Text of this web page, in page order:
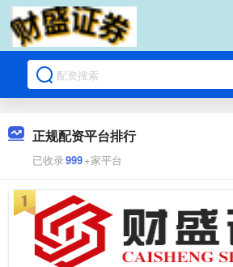
正规配资平台排行
已收录999+家平台